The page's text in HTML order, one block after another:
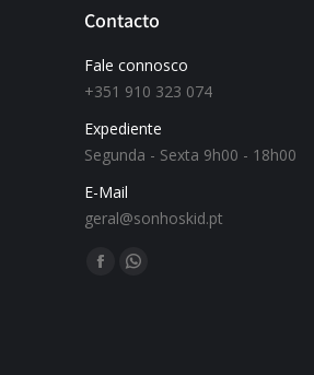
Contacto
Fale connosco
+351 910 323 074
Expediente
Segunda - Sexta 9h00 - 18h00
E-Mail
geral@sonhoskid.pt
Find us on: